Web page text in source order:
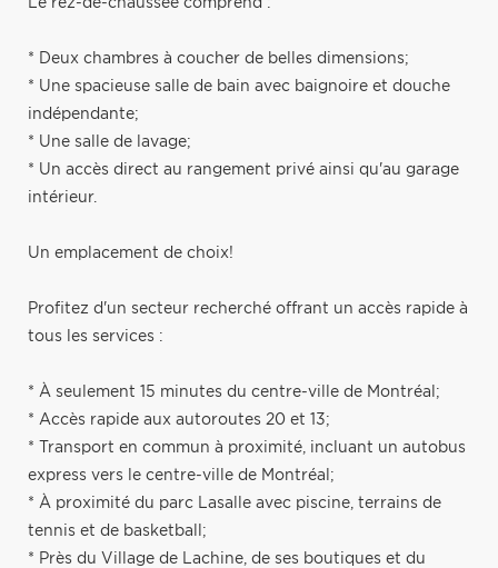
Le rez-de-chaussée comprend :
* Deux chambres à coucher de belles dimensions;
* Une spacieuse salle de bain avec baignoire et douche
indépendante;
* Une salle de lavage;
* Un accès direct au rangement privé ainsi qu'au garage
intérieur.
Un emplacement de choix!
Profitez d'un secteur recherché offrant un accès rapide à
tous les services :
* À seulement 15 minutes du centre-ville de Montréal;
* Accès rapide aux autoroutes 20 et 13;
* Transport en commun à proximité, incluant un autobus
express vers le centre-ville de Montréal;
* À proximité du parc Lasalle avec piscine, terrains de
tennis et de basketball;
* Près du Village de Lachine, de ses boutiques et du